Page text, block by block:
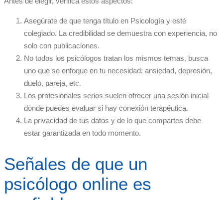
Asegúrate de que tenga título en Psicología y esté
colegiado. La credibilidad se demuestra con experiencia, no
solo con publicaciones.
No todos los psicólogos tratan los mismos temas, busca
uno que se enfoque en tu necesidad: ansiedad, depresión,
duelo, pareja, etc.
Los profesionales serios suelen ofrecer una sesión inicial
donde puedes evaluar si hay conexión terapéutica.
La privacidad de tus datos y de lo que compartes debe
estar garantizada en todo momento.
Señales de que un
psicólogo online es